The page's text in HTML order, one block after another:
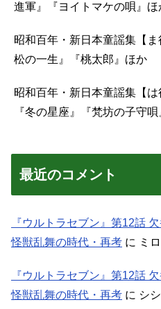
進軍』『ヨイトマケの唄』ほ
昭和百年・新日本童謡集【
松の一生』『桃太郎』ほか
昭和百年・新日本童謡集【は
『冬の星座』『梵坊の子守
最近のコメント
『ウルトラセブン』第12話
怪獣乱舞の時代・再考 に ミロ
『ウルトラセブン』第12話
怪獣乱舞の時代・再考 に シ